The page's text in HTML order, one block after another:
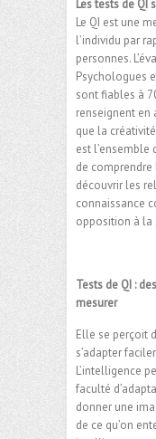
Les tests de QI
Le QI est une
l’individu par
personnes.
Psychologues
sont fiables à
renseignent en
que la
est
de
découvrir les
connaissance
opposition à la
Tests de QI :
mesurer
Elle se perçoit
s’adapter
L’intelligence
faculté
donner une
de ce qu’on